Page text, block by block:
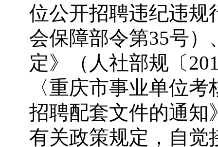
位公开招聘违纪违规
会保障部令第35号）
定》（人社部规〔
〈重庆市事业单位
招聘配套文件的通知
有关政策规定，自觉